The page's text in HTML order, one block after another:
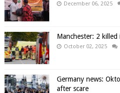
December 06, 2025
Manchester: 2
October 02, 2025
Germany news:
after scare